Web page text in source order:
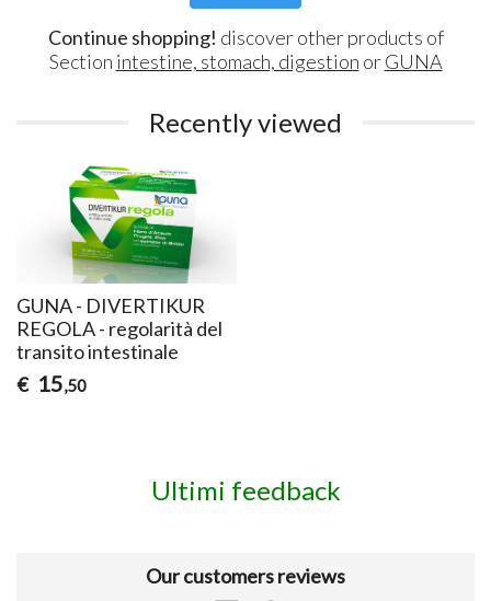
Continue shopping! discover other products of
Section intestine, stomach, digestion orGUNA
Recently viewed
GUNA - DIVERTIKUR
REGOLA - regolarità del
transito intestinale
€ 15,50
Ultimi feedback
Our customers reviews